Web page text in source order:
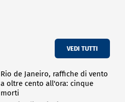
VEDI TUTTI
Rio de Janeiro, raffiche di vento
a oltre cento all'ora: cinque
morti